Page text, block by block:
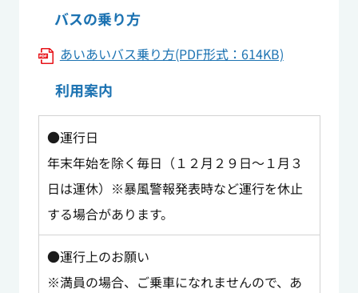
バスの乗り方
あいあいバス乗り方(PDF形式：614KB)
利用案内
●運行日
年末年始を除く毎日（１２月２９日～１月３
日は運休）※暴風警報発表時など運行を休止
する場合があります。
●運行上のお願い
※満員の場合、ご乗車になれませんので、あ